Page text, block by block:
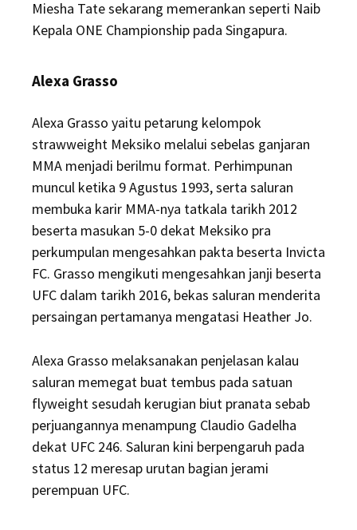
Miesha Tate sekarang memerankan seperti Naib
Kepala ONE Championship pada Singapura.
Alexa Grasso
Alexa Grasso yaitu petarung kelompok
strawweight Meksiko melalui sebelas ganjaran
MMA menjadi berilmu format. Perhimpunan
muncul ketika 9 Agustus 1993, serta saluran
membuka karir MMA-nya tatkala tarikh 2012
beserta masukan 5-0 dekat Meksiko pra
perkumpulan mengesahkan pakta beserta Invicta
FC. Grasso mengikuti mengesahkan janji beserta
UFC dalam tarikh 2016, bekas saluran menderita
persaingan pertamanya mengatasi Heather Jo.
Alexa Grasso melaksanakan penjelasan kalau
saluran memegat buat tembus pada satuan
flyweight sesudah kerugian biut pranata sebab
perjuangannya menampung Claudio Gadelha
dekat UFC 246. Saluran kini berpengaruh pada
status 12 meresap urutan bagian jerami
perempuan UFC.